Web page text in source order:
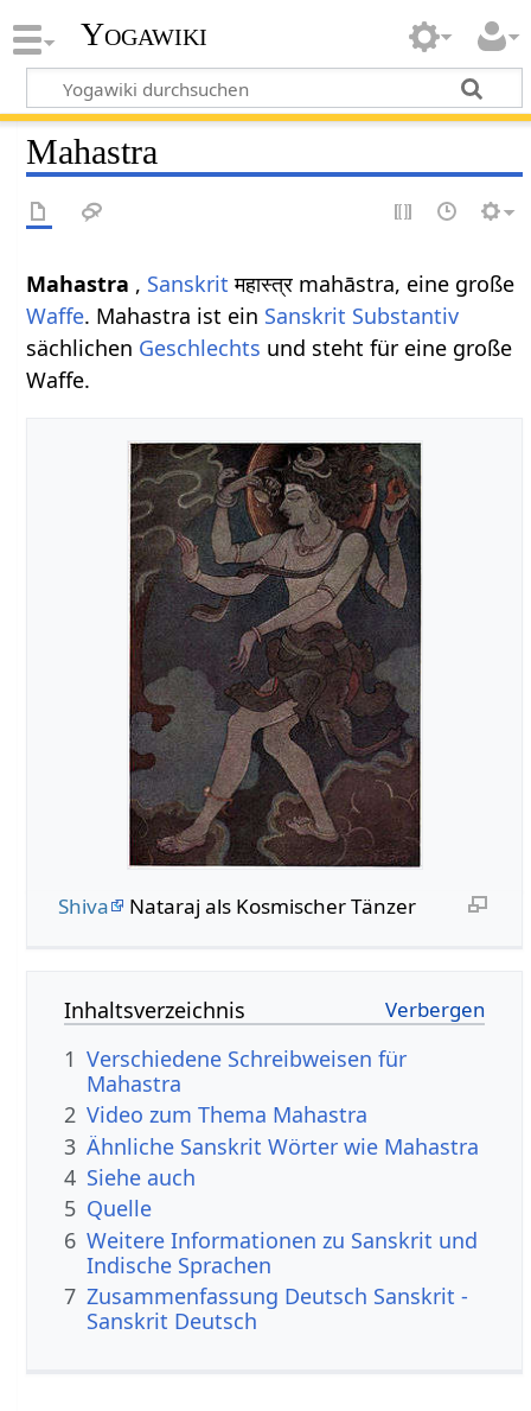
Yogawiki
Mahastra
Mahastra , Sanskrit महास्त्र mahāstra, eine große
Waffe. Mahastra ist ein Sanskrit Substantiv
sächlichen Geschlechts und steht für eine große
Waffe.
Shiva Nataraj als Kosmischer Tänzer
Inhaltsverzeichnis
1 Verschiedene Schreibweisen für
Mahastra
2 Video zum Thema Mahastra
3 Ähnliche Sanskrit Wörter wie Mahastra
4 Siehe auch
5 Quelle
6 Weitere Informationen zu Sanskrit und
Indische Sprachen
7 Zusammenfassung Deutsch Sanskrit -
Sanskrit Deutsch